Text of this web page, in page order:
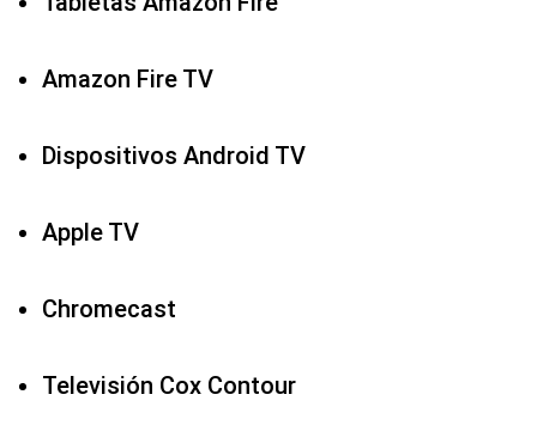
Apple TV
Chromecast
Televisión Cox Contour
Reproductor de streaming Contour
Televisores inteligentes LG